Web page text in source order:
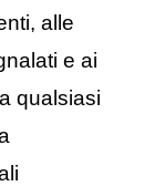
alle
e ai
qualsiasi